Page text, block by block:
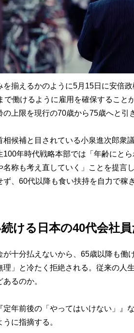
揃えるかのように5月15日に安倍
で働けるように雇用を確保すること
上限を現行の70歳から75歳へと引
候補と目されている小泉進次郎衆
100年時代戦略本部では「年齢にと
名称も考え直していく」ことを提言
ず、60代以降も食い扶持を自力で稼
ける日本の40代会社員
十分払えないから、65歳以降も働
理」と冷たく拒絶される。従来の人
るのか。
年前後の「やってはいけない」』
に指摘する。